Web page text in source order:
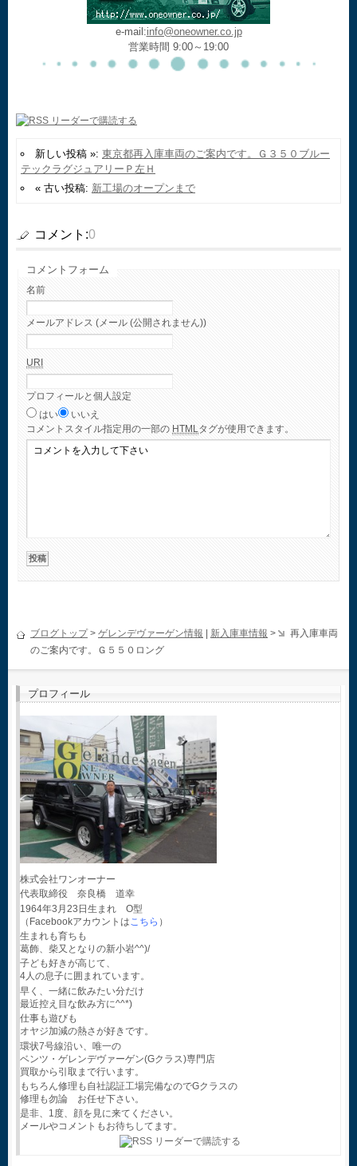
e-mail:info@oneowner.co.jp
営業時間 9:00～19:00
新しい投稿 »: 東京都再入庫車両のご案内です。Ｇ３５０ブルー
テックラグジュアリーＰ左Ｈ
« 古い投稿: 新工場のオープンまで
コメント:0
コメントフォーム
名前
メールアドレス (メール (公開されません))
URI
プロフィールと個人設定
はい
いいえ
コメント スタイル指定用の一部の HTML タグが使用できます。
ブログトップ> ゲレンデヴァーゲン情報 | 新入庫車情報 >
再入庫車両
のご案内です。Ｇ５５０ロング
プロフィール
株式会社ワンオーナー
代表取締役 奈良橋 道幸
1964年3月23日生まれ O型
（Facebookアカウントは こちら ）
生まれも育ちも
葛飾、柴又となりの新小岩^^)/
子ども好きが高じて、
4人の息子に囲まれています。
早く、一緒に飲みたい分だけ
最近控え目な飲み方に^^*)
仕事も遊びも
オヤジ加減の熱さが好きです。
環状7号線沿い、唯一の
ベンツ・ゲレンデヴァーゲン(Gクラス)専門店
買取から引取まで行います。
もちろん修理も自社認証工場完備なのでGクラスの
修理も勿論 お任せ下さい。
是非、1度、顔を見に来てください。
メールやコメントもお待ちしてます。